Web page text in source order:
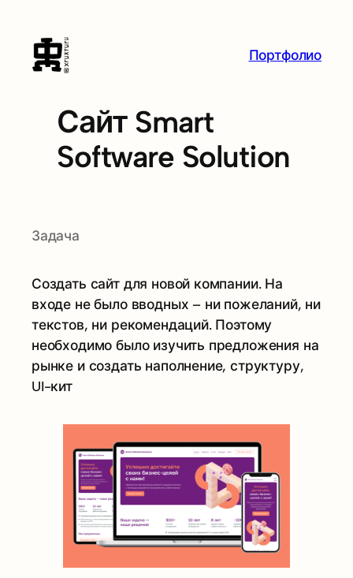
Портфолио
Сайт Smart
Software Solution
Задача
Создать сайт для новой компании. На
входе не было вводных – ни пожеланий, ни
текстов, ни рекомендаций. Поэтому
необходимо было изучить предложения на
рынке и создать наполнение, структуру,
UI-кит